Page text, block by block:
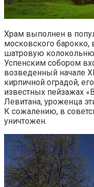
Храм выполнен в
московского барокко,
шатровую
Успенским собором
возведенный начале
кирпичной оградой,
известных пейзажах
Левитана, уроженца
К сожалению, в
уничтожен.